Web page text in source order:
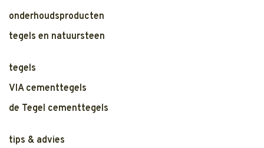
onderhoudsproducten
tegels en natuursteen
tegels
VIA cementtegels
de Tegel cementtegels
tips & advies